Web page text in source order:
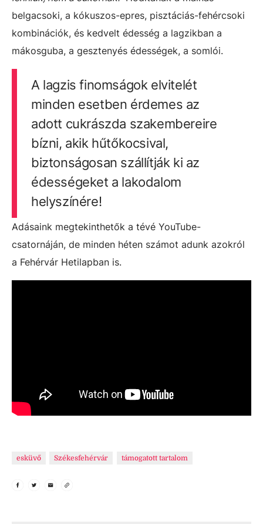
belgacsoki, a kókuszos-epres, pisztáciás-fehércsoki
kombinációk, és kedvelt édesség a lagzikban a
mákosguba, a gesztenyés édességek, a somlói.
A lagzis finomságok elvitelét
minden esetben érdemes az
adott cukrászda szakembereire
bízni, akik hűtőkocsival,
biztonságosan szállítják ki az
édességeket a lakodalom
helyszínére!
Adásaink megtekinthetők a tévé YouTube-
csatornáján, de minden héten számot adunk azokról
a Fehérvár Hetilapban is.
esküvő Székesfehérvár támogatott tartalom